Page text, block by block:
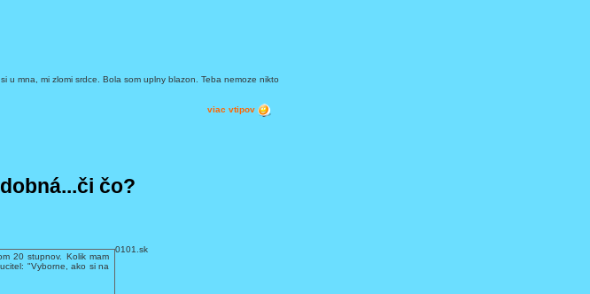
u mna, mi zlomi srdce. Bola som uplny blazon. Teba nemoze nikto
viac vtipov
čo?
20 stupnov. Kolik mam
"Vyborne, ako si na
0101.sk